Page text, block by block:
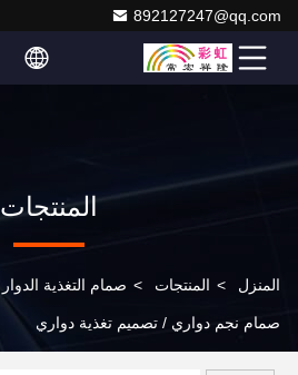
892127247@qq.com
المنتجات
المنزل > المنتجات > صمام التغذية الدوار
صمام نجم دواري / تصميم تغذية دواري